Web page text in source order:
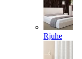
Rjuhe